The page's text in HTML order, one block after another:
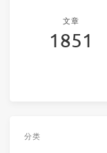
文章
1851
分类